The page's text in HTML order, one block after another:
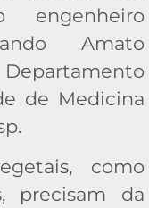
engenheiro
Amato
Departamento
de Medicina
como
precisam da